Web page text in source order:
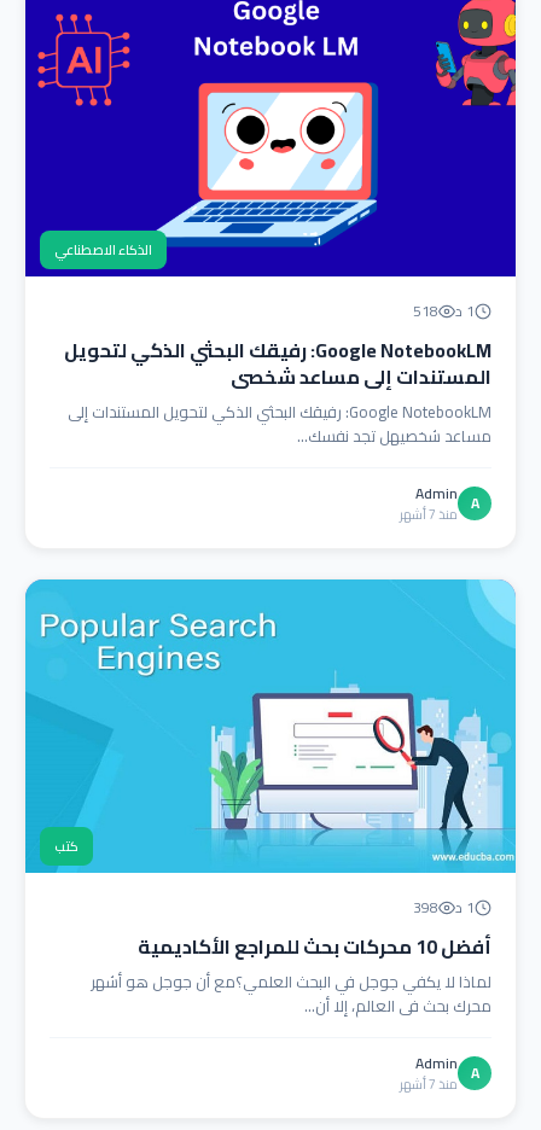
الذكاء الاصطناعي
1 د 518
Google NotebookLM: رفيقك البحثي الذكي لتحويل
المستندات إلى مساعد شخصي
Google NotebookLM: رفيقك البحثي الذكي لتحويل المستندات إلى
مساعد شخصيهل تجد نفسك...
A
Admin
منذ 7 أشهر
كتب
1 د 398
أفضل 10 محركات بحث للمراجع الأكاديمية
لماذا لا يكفي جوجل في البحث العلمي؟مع أن جوجل هو أشهر
محرك بحث في العالم، إلا أن...
A
Admin
منذ 7 أشهر